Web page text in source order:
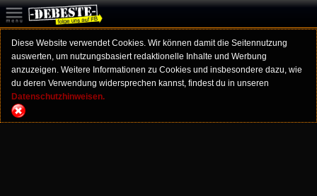
Diese Website verwendet Cookies. Wir können damit die Seitennutzung
auswerten, um nutzungsbasiert redaktionelle Inhalte und Werbung
anzuzeigen. Weitere Informationen zu Cookies und insbesondere dazu, wie
du deren Verwendung widersprechen kannst, findest du in unseren
Datenschutzhinweisen.